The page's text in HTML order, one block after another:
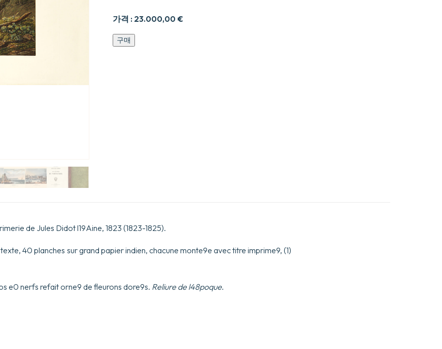
가격 : 23.000,00 €
Excursion
sur
구매
de Jules Didot l19Aine, 1823 (1823-1825).
40 planches sur grand papier indien, chacune monte9e avec titre imprime9, (1)
e0 nerfs refait orne9 de fleurons dore9s. Reliure de l48poque.